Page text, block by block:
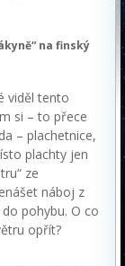
na finský
viděl tento
si – to přece
– plachetnice,
plachty jen
ze
náboj z
pohybu. O co
opřít?